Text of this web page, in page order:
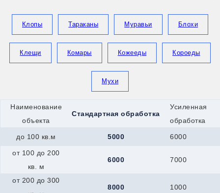
Балашов
Арсеньев
Балтийск
Анжеро-Судженск
Верея
Белоусово
Братск
Гай
Всеволожск
Джанкой
Долинск
Дрезна
Клопы Тараканы Муравьи Блохи
Клещи Комары Кожееды Короеды
Мухи
Наименование
объекта
Стандартная обработка
Усиленная
обработка
до 100 кв.м 5000 6000
от 100 до 200
кв. м
6000 7000
от 200 до 300
8000 1000